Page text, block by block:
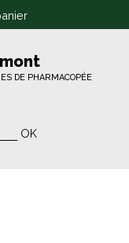
DE PHARMACOPÉE
OK